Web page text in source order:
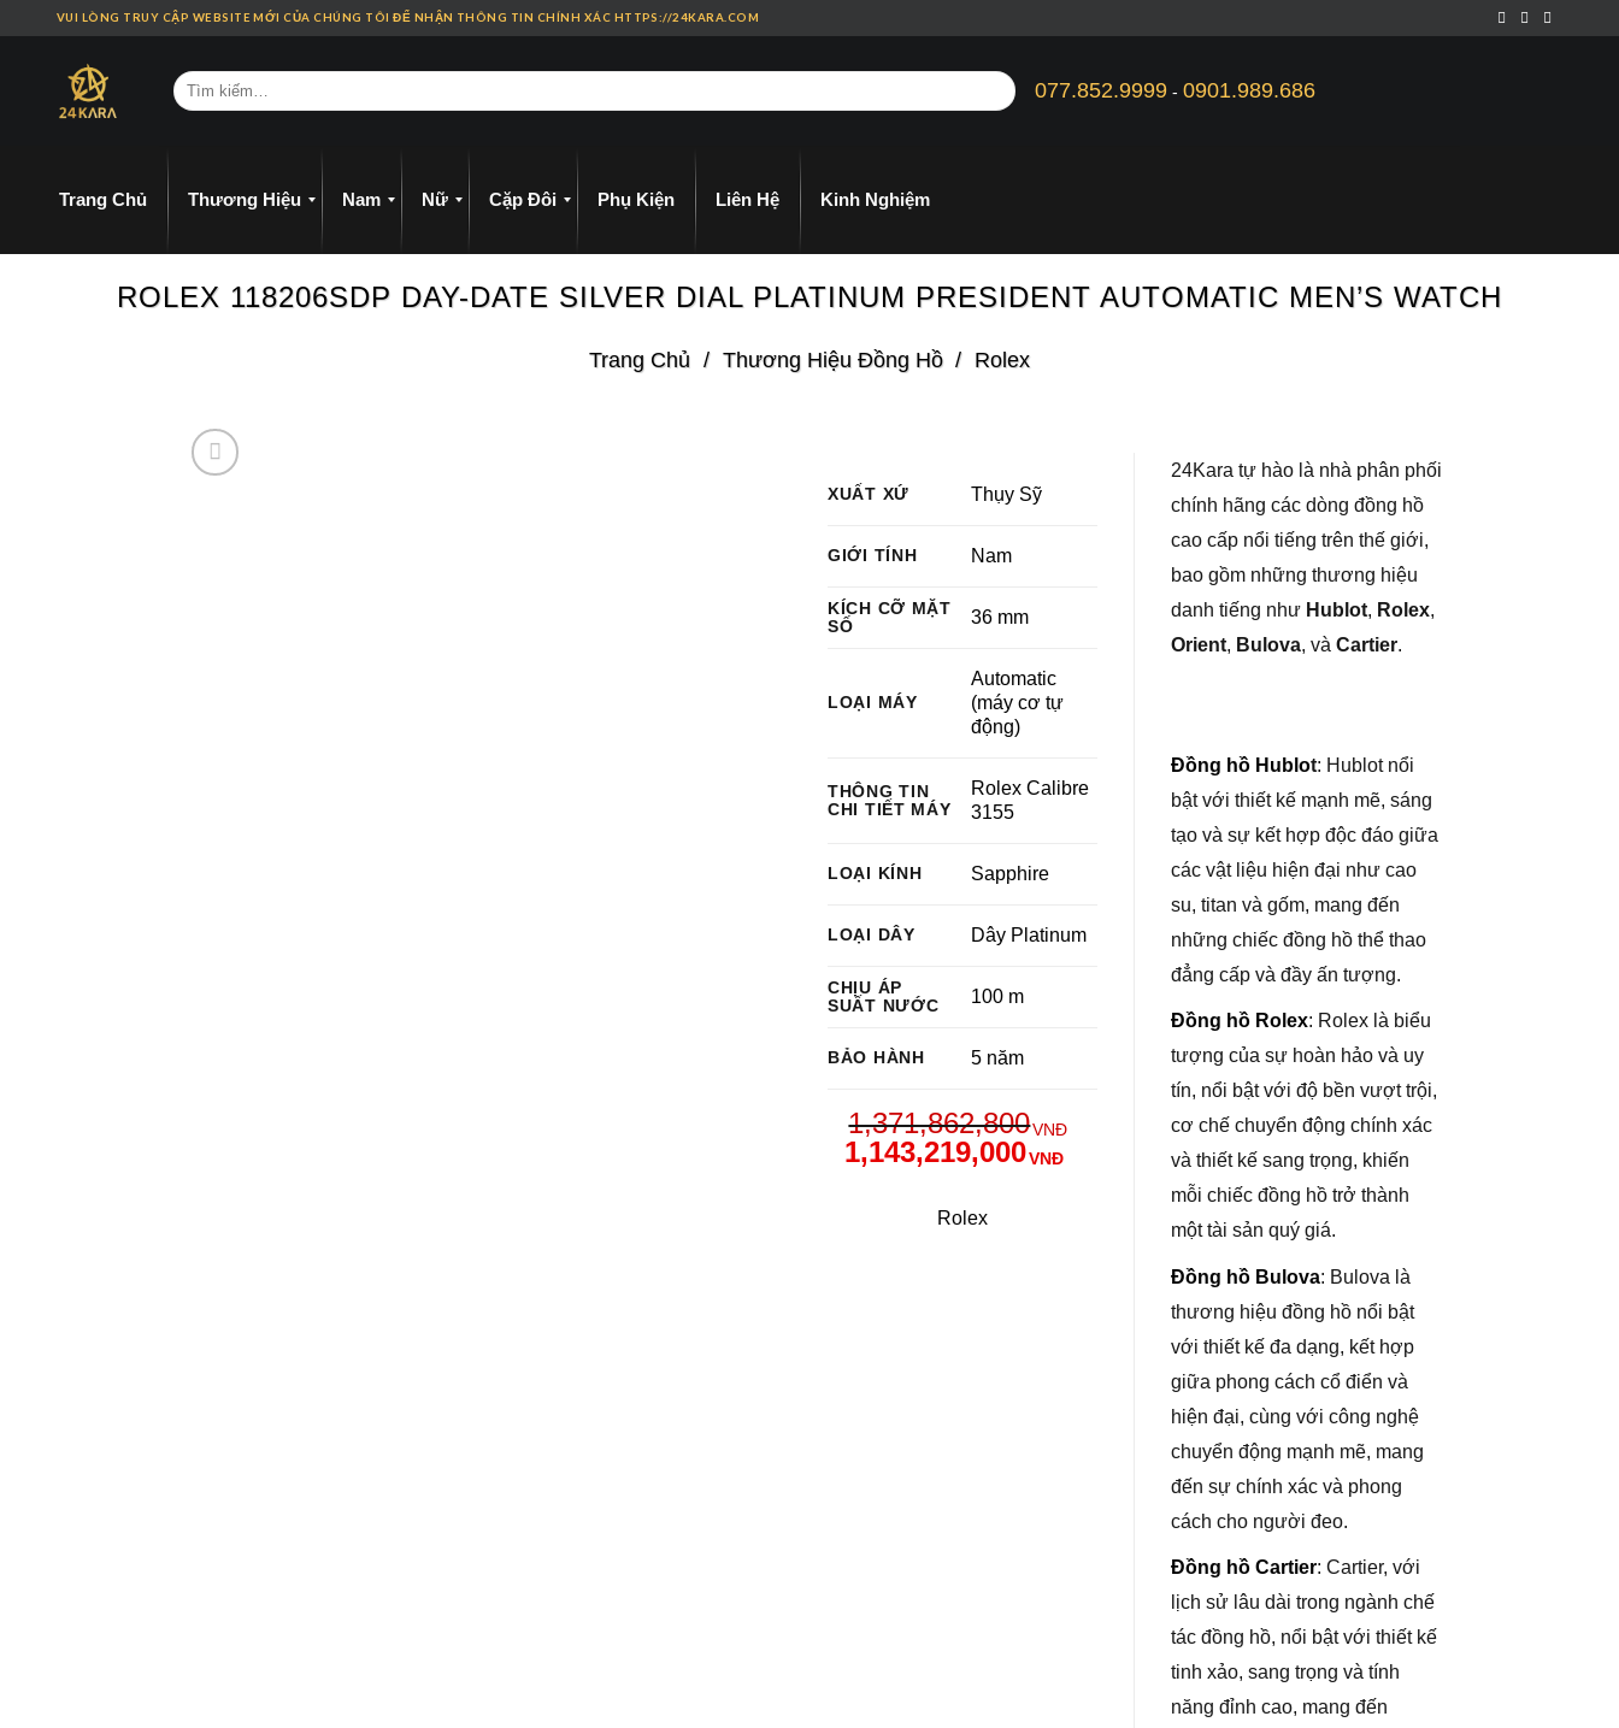
VUI LÒNG TRUY CẬP WEBSITE MỚI CỦA CHÚNG TÔI ĐỂ NHẬN THÔNG TIN CHÍNH XÁC HTTPS://24KARA.COM
077.852.9999- 0901.989.686
Trang Chủ Thương Hiệu Nam Nữ Cặp Đôi Phụ Kiện Liên Hệ Kinh Nghiệm
ROLEX 118206SDP DAY-DATE SILVER DIAL PLATINUM PRESIDENT AUTOMATIC MEN’S WATCH
Trang Chủ / Thương Hiệu Đồng Hồ / Rolex
XUẤT XỨ Thụy Sỹ
GIỚI TÍNH Nam
KÍCH CỠ MẶT
SỐ
36 mm
LOẠI MÁY
Automatic
(máy cơ tự
động)
THÔNG TIN
CHI TIẾT MÁY
Rolex Calibre
3155
LOẠI KÍNH Sapphire
LOẠI DÂY Dây Platinum
CHỊU ÁP
SUẤT NƯỚC
100 m
BẢO HÀNH 5 năm
1,371,862,800VNĐ
1,143,219,000VNĐ
Rolex
24Kara tự hào là nhà phân phối
chính hãng các dòng đồng hồ
cao cấp nổi tiếng trên thế giới,
bao gồm những thương hiệu
danh tiếng như Hublot, Rolex,
Orient, Bulova, và Cartier.
Đồng hồ Hublot: Hublot nổi
bật với thiết kế mạnh mẽ, sáng
tạo và sự kết hợp độc đáo giữa
các vật liệu hiện đại như cao
su, titan và gốm, mang đến
những chiếc đồng hồ thể thao
đẳng cấp và đầy ấn tượng.
Đồng hồ Rolex: Rolex là biểu
tượng của sự hoàn hảo và uy
tín, nổi bật với độ bền vượt trội,
cơ chế chuyển động chính xác
và thiết kế sang trọng, khiến
mỗi chiếc đồng hồ trở thành
một tài sản quý giá.
Đồng hồ Bulova: Bulova là
thương hiệu đồng hồ nổi bật
với thiết kế đa dạng, kết hợp
giữa phong cách cổ điển và
hiện đại, cùng với công nghệ
chuyển động mạnh mẽ, mang
đến sự chính xác và phong
cách cho người đeo.
Đồng hồ Cartier: Cartier, với
lịch sử lâu dài trong ngành chế
tác đồng hồ, nổi bật với thiết kế
tinh xảo, sang trọng và tính
năng đỉnh cao, mang đến